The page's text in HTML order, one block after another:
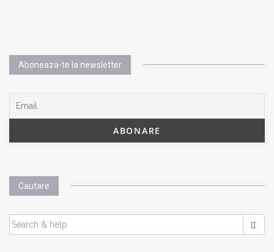
Aboneaza-te la newsletter
Cautare
SEARCH
FOR: